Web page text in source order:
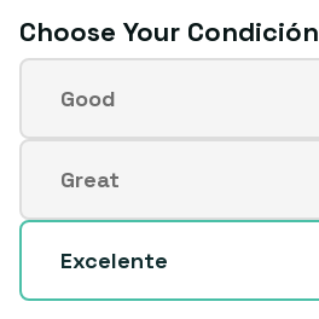
Choose Your Condición
Condición
Good
Variante
agotada
o
no
disponible
Great
Variante
agotada
o
no
disponible
Excelente